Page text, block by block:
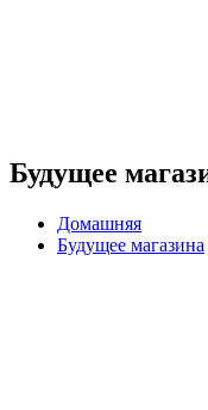
Будущее
Домашняя
Будущее магазина